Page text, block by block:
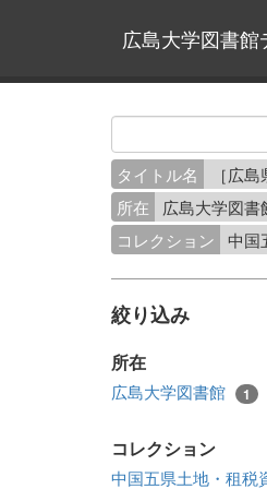
広島大学図書
タイトル名
［広
所在
広島大学図書
コレクション
中国
絞り込み
所在
広島大学図書館 1
コレクション
中国五県土地・租税